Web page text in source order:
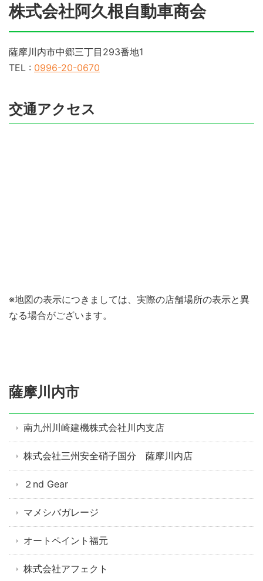
株式会社阿久根自動車商会
薩摩川内市中郷三丁目293番地1
TEL : 0996-20-0670
交通アクセス
※地図の表示につきましては、実際の店舗場所の表示と異
なる場合がございます。
薩摩川内市
南九州川崎建機株式会社川内支店
株式会社三州安全硝子国分 薩摩川内店
２nd Gear
マメシバガレージ
オートペイント福元
株式会社アフェクト